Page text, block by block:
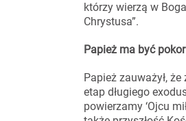
którzy wierzą w
Chrystusa”.
Papież ma być
Papież zauważył,
etap długiego
powierzamy ‘Ojcu